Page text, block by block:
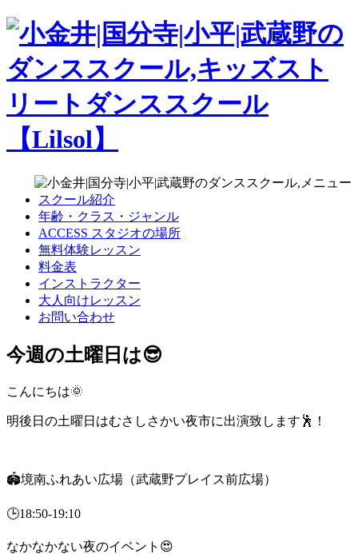
スクール紹介
年齢・クラス・ジャンル
ACCESS スタジオの場所
無料体験レッスン
料金表
インストラクター
大人向けレッスン
お問い合わせ
今週の土曜日は😎
こんにちは🌞
明後日の土曜日はむさしさかい夜市に出演致します🕺！
🏟️境南ふれあい広場（武蔵野プレイス前広場）
🕒18:50-19:10
なかなかない夜のイベント😍